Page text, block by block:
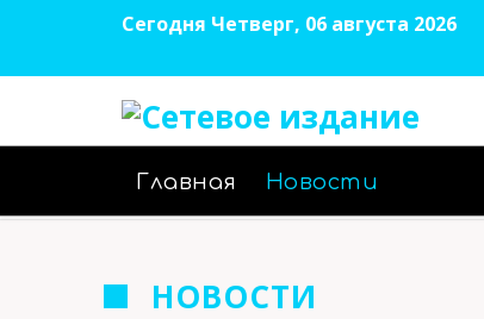
Сегодня Четверг, 06 августа 2026
Главная Новости
НОВОСТИ